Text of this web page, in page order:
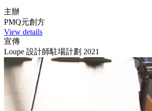
主辦
PMQ元創方
View details
宣傳
Loupe 設計師駐場計劃 2021